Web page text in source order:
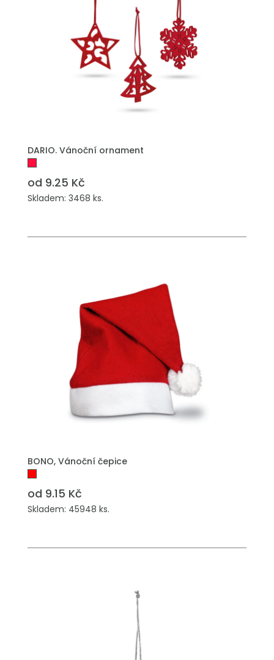
DARIO. Vánoční ornament
od 9.25 Kč
Skladem: 3468 ks.
BONO, Vánoční čepice
od 9.15 Kč
Skladem: 45948 ks.